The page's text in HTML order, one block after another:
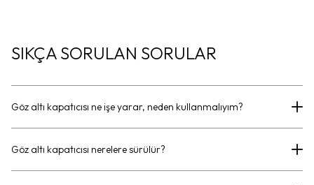
SIKÇA SORULAN SORULAR
Göz altı kapatıcısı ne işe yarar, neden kullanmalıyım?
Göz altı kapatıcısı nerelere sürülür?